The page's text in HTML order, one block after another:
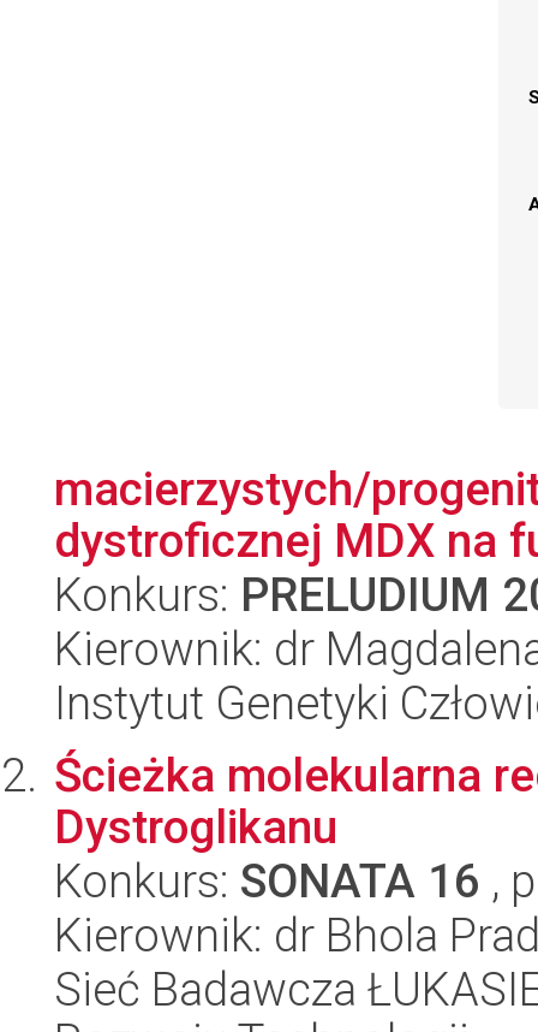
macierzystych/
dystroficznej MDX na
Konkurs: PRELUDIUM
Kierownik: dr
Instytut Genetyki
Ścieżka molekularna
Dystroglikanu
Konkurs: SONATA 16 ,
Kierownik: dr Bhola
Sieć Badawcza